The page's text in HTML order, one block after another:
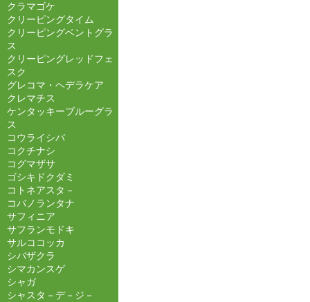
クラマゴケ
クリーピングタイム
クリーピングベントグラ
ス
クリーピングレッドフェ
スク
グレコマ・ヘデラケア
クレマチス
ケンタッキーブルーグラ
ス
コウライシバ
コクチナシ
コグマザサ
ゴシキドクダミ
コトネアスタ－
コバノランタナ
サフィニア
サフランモドキ
サルココッカ
シバザクラ
シマカンスゲ
シャガ
シャスタ－デ－ジ－